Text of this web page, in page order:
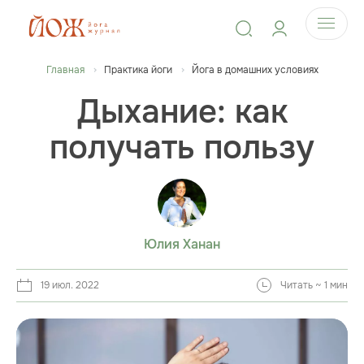
Главная Практика йоги Йога в домашних условиях
Дыхание: как
получать пользу
Юлия Ханан
19 июл. 2022 Читать ~ 1 мин